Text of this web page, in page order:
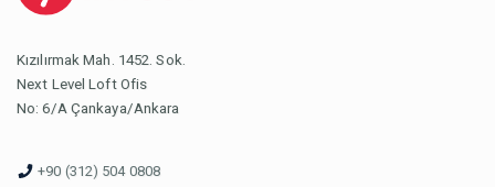
Kızılırmak Mah. 1452. Sok.
Next Level Loft Ofis
No: 6/A Çankaya/Ankara
+90 (312) 504 0808